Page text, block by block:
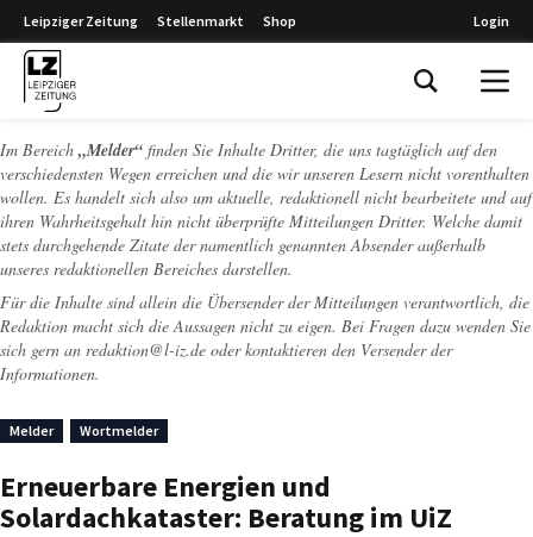
Leipziger Zeitung Stellenmarkt Shop Login
Im Bereich „Melder“ finden Sie Inhalte Dritter, die uns tagtäglich auf den
verschiedensten Wegen erreichen und die wir unseren Lesern nicht vorenthalten
wollen. Es handelt sich also um aktuelle, redaktionell nicht bearbeitete und auf
ihren Wahrheitsgehalt hin nicht überprüfte Mitteilungen Dritter. Welche damit
stets durchgehende Zitate der namentlich genannten Absender außerhalb
unseres redaktionellen Bereiches darstellen.
Für die Inhalte sind allein die Übersender der Mitteilungen verantwortlich, die
Redaktion macht sich die Aussagen nicht zu eigen. Bei Fragen dazu wenden Sie
sich gern an redaktion@l-iz.de oder kontaktieren den Versender der
Informationen.
Melder Wortmelder
Erneuerbare Energien und
Solardachkataster: Beratung im UiZ